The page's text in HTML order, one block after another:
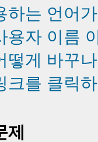
하는 언어
용자 이름
떻게 바꾸
크를 클릭
제